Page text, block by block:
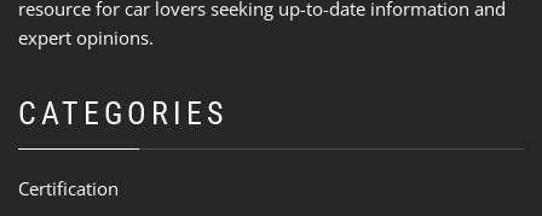
resource for car lovers seeking up-to-date information and
expert opinions.
CATEGORIES
Certification